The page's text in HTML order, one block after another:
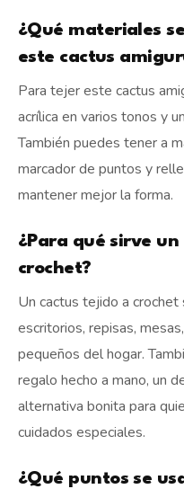
¿Qué materiales
este cactus
Para tejer este cactus
acrílica en varios tonos y
También puedes tener a
marcador de puntos y
mantener mejor la forma.
¿Para qué sirve
crochet?
Un cactus tejido a crochet
escritorios, repisas,
pequeños del hogar.
regalo hecho a mano, un
alternativa bonita para
cuidados especiales.
¿Qué puntos se